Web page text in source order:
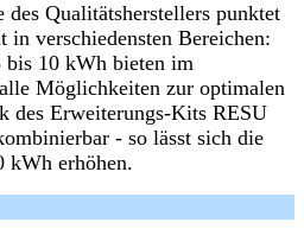
des Qualitätsherstellers punktet
verschiedensten Bereichen:
bis 10 kWh bieten im
Möglichkeiten zur optimalen
des Erweiterungs-Kits RESU
- so lässt sich die
kWh erhöhen.